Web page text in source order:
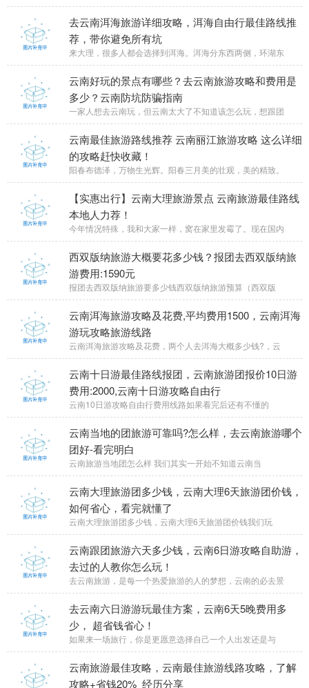
去云南洱海旅游详细攻略，洱海自由行最佳路线推
荐，带你避免所有坑
来大理，很多人都会选择到洱海。洱海分东西两侧，环湖东
云南好玩的景点有哪些？去云南旅游攻略和费用是
多少？云南防坑防骗指南
一家人想去云南玩，但云南太大了不知道该怎么玩，想跟团
云南最佳旅游路线推荐 云南丽江旅游攻略 这么详细
的攻略赶快收藏！
阳春布德泽，万物生光辉。阳春三月美的壮观，美的精致。
【实惠出行】云南大理旅游景点 云南旅游最佳路线
本地人力荐！
今年情况特殊，我和大家一样，窝在家里发霉了。现在国内
西双版纳旅游大概要花多少钱？报团去西双版纳旅
游费用:1590元
报团去西双版纳旅游要多少钱西双版纳旅游预算（西双版
云南洱海旅游攻略及花费,平均费用1500，云南洱海
游玩攻略旅游线路
云南洱海旅游攻略及花费，两个人去洱海大概多少钱?，云
云南十日游最佳路线报团，云南旅游团报价10日游
费用:2000,云南十日游攻略自由行
云南10日游攻略自由行费用线路如果看完后还有不懂的
云南当地的团旅游可靠吗?怎么样，去云南旅游哪个
团好-看完明白
云南旅游当地团怎么样 我们其实一开始不知道云南当
云南大理旅游团多少钱，云南大理6天旅游团价钱，
如何省心，看完就懂了
云南大理旅游团多少钱，云南大理6天旅游团价钱我们玩
云南跟团旅游六天多少钱，云南6日游攻略自助游，
去过的人教你怎么玩！
去云南旅游，是每一个热爱旅游的人的梦想，云南的必去景
去云南六日游游玩最佳方案，云南6天5晚费用多
少， 超省钱省心！
如果来一场旅行，你是更愿意选择自己一个人出发还是与
云南旅游最佳攻略，云南最佳旅游线路攻略，了解
攻略+省钱20%_经历分享